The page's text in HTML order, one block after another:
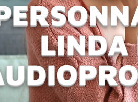
LINDA